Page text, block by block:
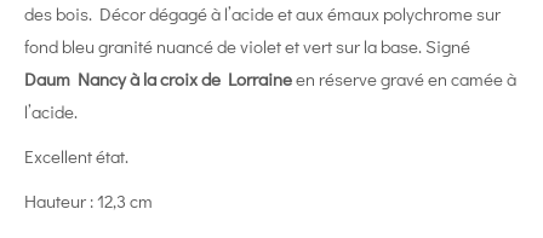
des bois. Décor dégagé à l’acide et aux émaux polychrome sur
fond bleu granité nuancé de violet et vert sur la base. Signé
Daum Nancy à la croix de Lorraineen réserve gravé en camée à
l’acide.
Excellent état.
Hauteur : 12,3 cm